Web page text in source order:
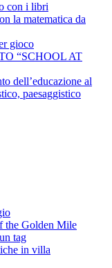
con i libri
la matematica da
gioco
“SCHOOL AT
dell’educazione al
paesaggistico
the Golden Mile
tag
in villa